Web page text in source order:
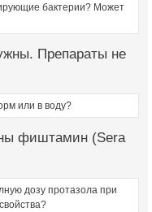
бактерии? Может
Препараты не
или в воду?
фиштамин (Sera
дозу протазола при